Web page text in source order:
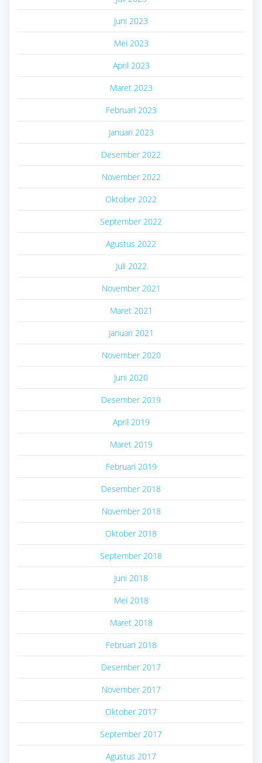
Juni 2023
Mei 2023
April 2023
Maret 2023
Februari 2023
Januari 2023
Desember 2022
November 2022
Oktober 2022
September 2022
Agustus 2022
Juli 2022
November 2021
Maret 2021
Januari 2021
November 2020
Juni 2020
Desember 2019
April 2019
Maret 2019
Februari 2019
Desember 2018
November 2018
Oktober 2018
September 2018
Juni 2018
Mei 2018
Maret 2018
Februari 2018
Desember 2017
November 2017
Oktober 2017
September 2017
Agustus 2017